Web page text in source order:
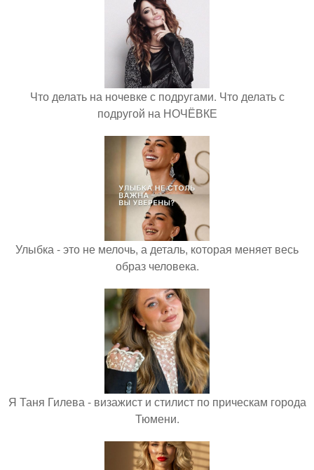
Что делать на ночевке с подругами. Что делать с
подругой на НОЧЁВКЕ
Улыбка - это не мелочь, а деталь, которая меняет весь
образ человека.
Я Таня Гилева - визажист и стилист по прическам города
Тюмени.